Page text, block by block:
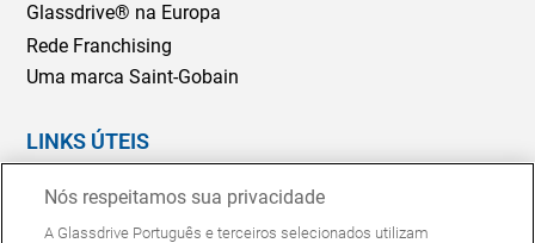
Glassdrive® na Europa
Rede Franchising
Uma marca Saint-Gobain
LINKS ÚTEIS
Marcação Online
Seguradoras e gestores de frotas
Nós respeitamos sua privacidade
A Glassdrive Português e terceiros selecionados utilizam